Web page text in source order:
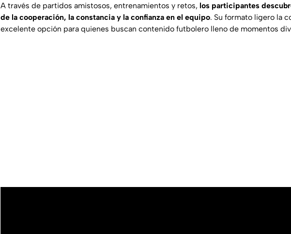
A través de partidos amistosos, entrenamientos y retos, los participantes
de la cooperación, la constancia y la confianza en el equipo. Su formato ligero la
excelente opción para quienes buscan contenido futbolero lleno de momentos